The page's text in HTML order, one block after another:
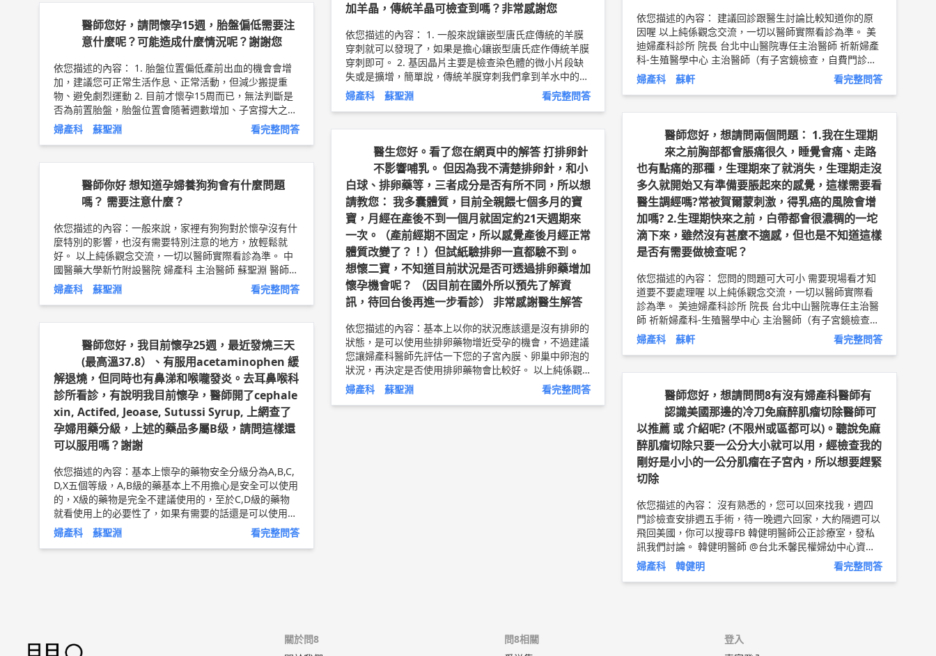
依您描述的內容： 建議回診跟醫生討論比較知道你的原
因喔 以上純係觀念交流，一切以醫師實際看診為準。 美
迪婦產科診所 院長 台北中山醫院專任主治醫師 祈新婦產
科-生殖醫學中心 主治醫師（有子宮鏡檢查，自費門診）
蘇軒 醫師簡介 ►
婦產科 蘇軒 看完整問答
加羊晶，傳統羊晶可檢查到嗎？非常感謝您
依您描述的內容： 1. 一般來說鑲嵌型唐氏症傳統的羊膜
穿刺就可以發現了，如果是擔心鑲嵌型唐氏症作傳統羊膜
穿刺即可。 2. 基因晶片主要是檢查染色體的微小片段缺
失或是擴增，簡單說，傳統羊膜穿刺我們拿到羊水中的細
胞，我們會用顯微鏡下去看細胞內染色體的狀況，那因為
是用肉眼看的關係，所以有些太小的問題會沒辦法看到，
題會無法從傳統羊膜穿刺看到；那基因晶片是把我們拿到
的細胞打在一個標準的基因晶片上然後跟標準的基因染色
體作比對，可以檢查到些小於5Mb以下的染色體異常，不
過太小的問題小於0.5Mb以下的問題、一些單基因疾病，
例如地中海型貧血... 等等，基因晶片也還是無法看到 3.
您的情況作傳統染色體檢查即可，亦或是需要作羊膜晶
片，這部分可能再跟您產檢醫師作討論或比較適當 以上
純係觀念交流，一切以醫師實際看診為準。 中國醫藥大
學新竹附設醫院 婦產科 主治醫師 蘇聖淵 醫師簡介 ►htt
p://bit.ly/2Lo47qp
婦產科 蘇聖淵 看完整問答
醫師您好，請問懷孕15週，胎盤偏低需要注
意什麼呢？可能造成什麼情況呢？謝謝您
依您描述的內容： 1. 胎盤位置偏低產前出血的機會會增
加，建議您可正常生活作息、正常活動，但減少搬提重
物、避免劇烈運動 2. 目前才懷孕15周而已，無法判斷是
否為前置胎盤，胎盤位置會隨著週數增加、子宮撐大之後
可能會逐漸遠離子宮頸口，因此如果沒有特別出血的狀況
不用太擔心，之後產檢再請您的產檢醫師多注意一下胎盤
準。 中國醫藥大學新竹附設醫院 婦產科 主治醫師 蘇聖淵
醫師簡介 ►http://bit.ly/2Lo47qp
婦產科 蘇聖淵 看完整問答
醫師您好，想請問兩個問題： 1.我在生理期
來之前胸部都會脹痛很久，睡覺會痛、走路
也有點痛的那種，生理期來了就消失，生理期走沒
多久就開始又有準備要脹起來的感覺，這樣需要看
醫生調經嗎?常被賀爾蒙刺激，得乳癌的風險會增
加嗎? 2.生理期快來之前，白帶都會很濃稠的一坨
滴下來，雖然沒有甚麼不適感，但也是不知道這樣
是否有需要做檢查呢？
依您描述的內容： 您問的問題可大可小 需要現場看才知
道要不要處理喔 以上純係觀念交流，一切以醫師實際看
診為準。 美迪婦產科診所 院長 台北中山醫院專任主治醫
師 祈新婦產科-生殖醫學中心 主治醫師（有子宮鏡檢查，
自費門診） 蘇軒 子宮鏡檢查衛教文章 ►
http://bit.ly/37I
aLiK醫師簡介 ►
婦產科 蘇軒 看完整問答
醫生您好。看了您在網頁中的解答 打排卵針
不影響哺乳。 但因為我不清楚排卵針，和小
白球、排卵藥等，三者成分是否有所不同，所以想
請教您： 我多囊體質，目前全親餵七個多月的寶
寶，月經在產後不到一個月就固定約21天週期來
一次。（產前經期不固定，所以感覺產後月經正常
體質改變了？！）但試紙驗排卵一直都驗不到。
想懷二寶，不知道目前狀況是否可透過排卵藥增加
懷孕機會呢？ （因目前在國外所以預先了解資
訊，待回台後再進一步看診） 非常感謝醫生解答
依您描述的內容：基本上以你的狀況應該還是沒有排卵的
狀態，是可以使用些排卵藥物增近受孕的機會，不過建議
您讓婦產科醫師先評估一下您的子宮內膜、卵巢中卵泡的
狀況，再決定是否使用排卵藥物會比較好。 以上純係觀
念交流，一切以醫師實際看診為準。 中國醫藥大學新竹
附設醫院 婦產科 主治醫師 蘇聖淵 醫師簡介 ►http://bi
婦產科 蘇聖淵 看完整問答
醫師你好 想知道孕婦養狗狗會有什麼問題
嗎？ 需要注意什麼？
依您描述的內容：一般來說，家裡有狗狗對於懷孕沒有什
麼特別的影響，也沒有需要特別注意的地方，放輕鬆就
好。 以上純係觀念交流，一切以醫師實際看診為準。 中
國醫藥大學新竹附設醫院 婦產科 主治醫師 蘇聖淵 醫師簡
介 ►http://bit.ly/2Lo47qp
婦產科 蘇聖淵 看完整問答
醫師您好，我目前懷孕25週，最近發燒三天
(最高溫37.8）、有服用acetaminophen 緩
解退燒，但同時也有鼻涕和喉嚨發炎。去耳鼻喉科
診所看診，有說明我目前懷孕，醫師開了cephale
xin, Actifed, Jeoase, Sutussi Syrup, 上網查了
孕婦用藥分級，上述的藥品多屬B级，請問這樣還
可以服用嗎？謝謝
依您描述的內容：基本上懷孕的藥物安全分級分為A,B,C,
D,X五個等級，A,B級的藥基本上不用擔心是安全可以使用
的，X級的藥物是完全不建議使用的，至於C,D級的藥物
就看使用上的必要性了，如果有需要的話還是可以使用的
不用擔心~ 以上純係觀念交流，一切以醫師實際看診為
準。 中國醫藥大學新竹附設醫院 婦產科 主治醫師 蘇聖淵
婦產科 蘇聖淵 看完整問答
醫師您好，想請問問8有沒有婦產科醫師有
認識美國那邊的冷刀免麻醉肌瘤切除醫師可
以推薦 或 介紹呢? (不限州或區都可以)。聽說免麻
醉肌瘤切除只要一公分大小就可以用，經檢查我的
剛好是小小的一公分肌瘤在子宮內，所以想要趕緊
切除
依您描述的內容： 沒有熟悉的，您可以回來找我，週四
門診檢查安排週五手術，待一晚週六回家，大約隔週可以
飛回美國，你可以搜尋FB 韓健明醫師公正診療室，發私
訊我們討論。 韓健明醫師 @台北禾馨民權婦幼中心資訊
專長： 1️⃣保留子宮的微創內視鏡，海扶治療 2️⃣無痛無麻
醉子宮鏡檢查 免麻醉冷刀子宮鏡切除息肉， 麻醉下冷刀
https://appointment.dianthus.info/
婦產科 韓健明 看完整問答
關於問8
問8相關
登入